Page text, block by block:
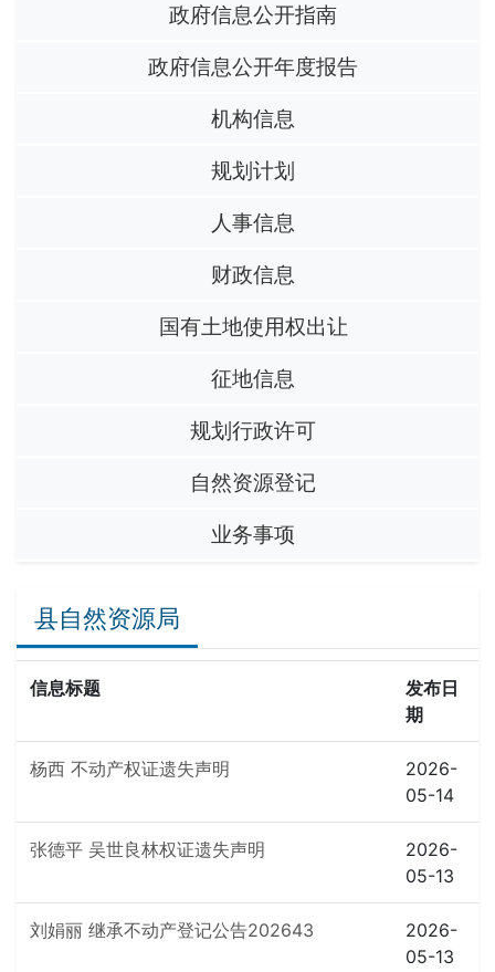
政府信息公开指南
政府信息公开年度报告
机构信息
规划计划
人事信息
财政信息
国有土地使用权出让
征地信息
规划行政许可
自然资源登记
业务事项
县自然资源局
信息标题
发布日
期
杨西 不动产权证遗失声明
2026-
05-14
张德平 吴世良林权证遗失声明
2026-
05-13
刘娟丽 继承不动产登记公告202643
2026-
05-13